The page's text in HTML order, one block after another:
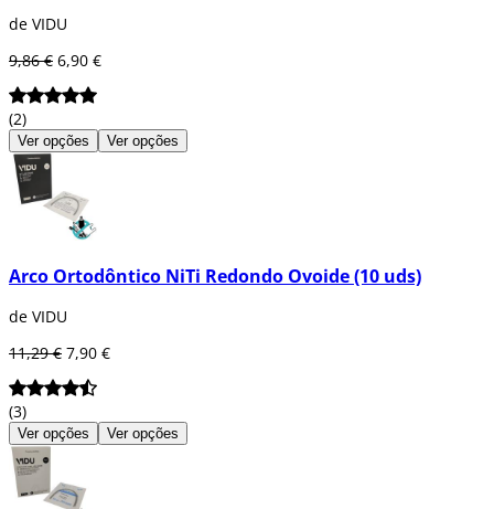
de VIDU
9,86 € 6,90 €
(2)
Ver opções Ver opções
Arco Ortodôntico NiTi Redondo Ovoide (10 uds)
de VIDU
11,29 € 7,90 €
(3)
Ver opções Ver opções